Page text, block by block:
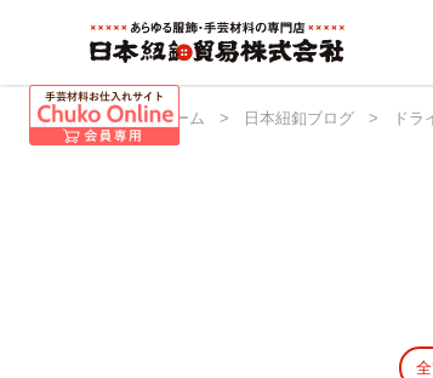
日本紐釦 ホーム > 日本紐釦ブログ > ドラ